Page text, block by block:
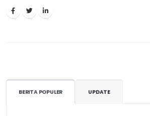
BERITA POPULER UPDATE